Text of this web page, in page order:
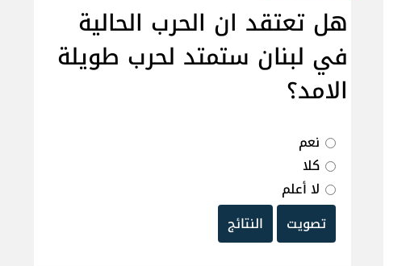
هل تعتقد ان الحرب الحالية
في لبنان ستمتد لحرب طويلة
الامد؟
نعم
كلا
لا أعلم
تصويت
النتائج